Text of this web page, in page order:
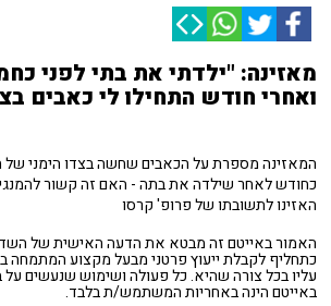
מאזינה: "ילדתי את בתי לפני
ואחרי חודש התחילו לי כאבים
המאזינה מספרת על הכאבים שחשה בצדו הימני
כחודש לאחר שילדה את בתה - האם זה קשור
האזינו לתשובתו של פרופ' קרסו
האמור באייטם זה מבטא את הדעה האישית של
כתחליף לקבלת ייעוץ פרטני מבעל מקצוע המתמחה
עליו בכל צורה שהיא. כל פעולה ושימוש שנעשים על
באייטם הינה באחריות המשתמש/ת בלבד.